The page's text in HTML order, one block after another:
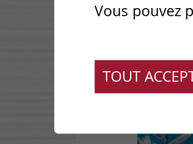
Vous pouvez
TOUT